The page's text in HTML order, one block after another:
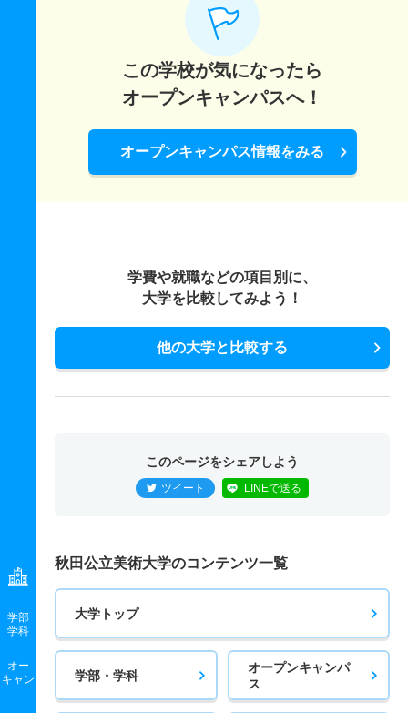
学部
学科
オー
キャン
この学校が気になったら
オープンキャンパスへ！
オープンキャンパス情報をみる
学費や就職などの項目別に、
大学を比較してみよう！
他の大学と比較する
このページをシェアしよう
ツイート LINEで送る
秋田公立美術大学のコンテンツ一覧
大学トップ
学部・学科
オープンキャンパ
ス